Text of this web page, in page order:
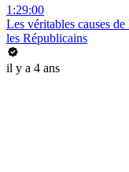
1:29:00
Les véritables causes
les Républicains
il y a 4 ans